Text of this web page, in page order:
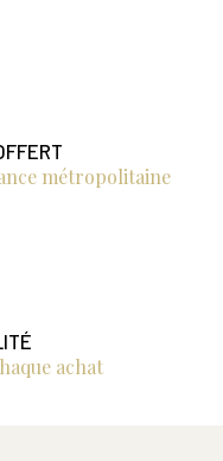
métropolitaine
achat